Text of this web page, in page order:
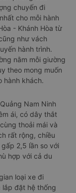
chuyến đi
cho mỗi hành
- Khánh Hòa từ
như vách
hành trình.
nằm mỗi giường
theo mong muốn
hành khách.
Nam Ninh
ái, có dây thắt
thoải mái và
rất rộng, chiều
2,5 lần so với
hợp với cả du
loại xe đi
lắp đặt hệ thống